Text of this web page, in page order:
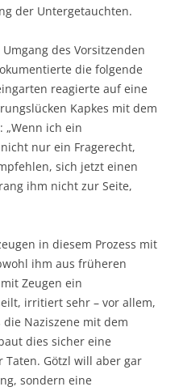
der Untergetauchten.
des Vorsitzenden
die folgende
reagierte auf eine
Kapkes mit dem
„Wenn ich ein
nur ein Fragerecht,
sich jetzt einen
ihm nicht zur Seite,
in diesem Prozess mit
ihm aus früheren
Zeugen ein
irritiert sehr – vor allem,
Naziszene mit dem
dies sicher eine
Götzl will aber gar
sondern eine